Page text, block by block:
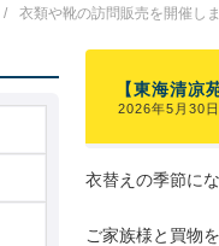
衣類や靴の訪問販売を開催し
【東海清凉
2026年5月30日
衣替えの季節に
ご家族様と買物